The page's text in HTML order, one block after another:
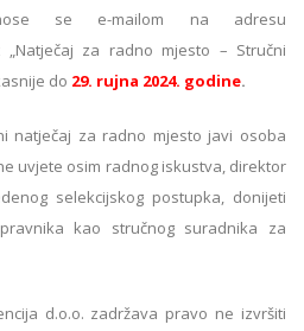
se e-mailom na adresu
„Natječaj za radno mjesto – Stručni
do 29. rujna 2024. godine.
natječaj za radno mjesto javi osoba
uvjete osim radnog iskustva, direktor
selekcijskog postupka, donijeti
kao stručnog suradnika za
d.o.o. zadržava pravo ne izvršiti